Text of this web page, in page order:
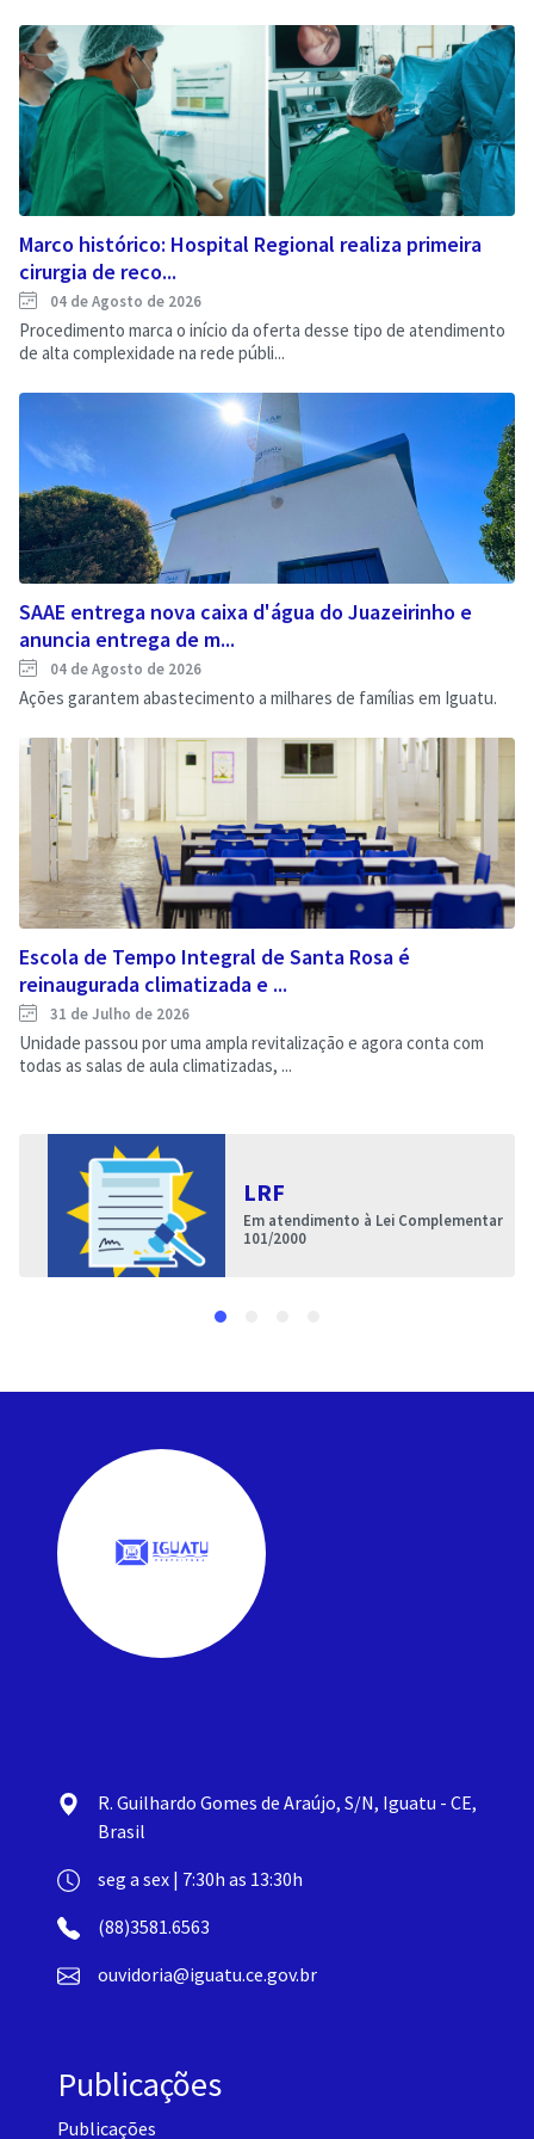
Marco histórico: Hospital Regional realiza primeira
cirurgia de reco...
04 de Agosto de 2026
Procedimento marca o início da oferta desse tipo de atendimento
de alta complexidade na rede públi...
SAAE entrega nova caixa d'água do Juazeirinho e
anuncia entrega de m...
04 de Agosto de 2026
Ações garantem abastecimento a milhares de famílias em Iguatu.
Escola de Tempo Integral de Santa Rosa é
reinaugurada climatizada e ...
31 de Julho de 2026
Unidade passou por uma ampla revitalização e agora conta com
todas as salas de aula climatizadas, ...
LRF
Em atendimento à Lei Complementar
101/2000
R. Guilhardo Gomes de Araújo, S/N, Iguatu - CE,
Brasil
seg a sex | 7:30h as 13:30h
(88)3581.6563
ouvidoria@iguatu.ce.gov.br
Publicações
Publicações